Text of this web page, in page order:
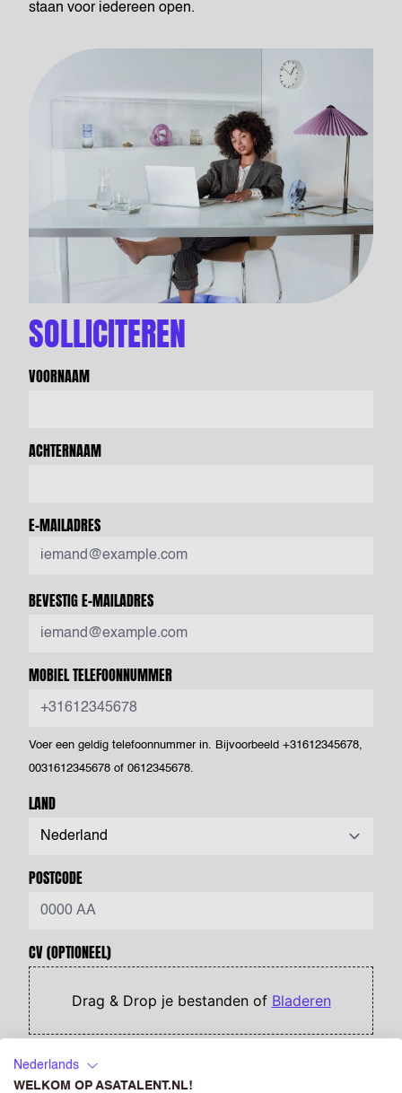
staan voor iedereen open.
SOLLICITEREN
VOORNAAM
ACHTERNAAM
E-MAILADRES
BEVESTIG E-MAILADRES
MOBIEL TELEFOONNUMMER
Voer een geldig telefoonnummer in. Bijvoorbeeld +31612345678,
0031612345678 of 0612345678.
LAND
POSTCODE
CV(OPTIONEEL)
Drag & Drop je bestanden of Bladeren
Upload hier jouw CV. Dit is je visitekaartje voor ons én voor
opdrachtgevers waar we je voorstellen. Je kunt een foto opnemen
Nederlands
WELKOM OP ASATALENT.NL!